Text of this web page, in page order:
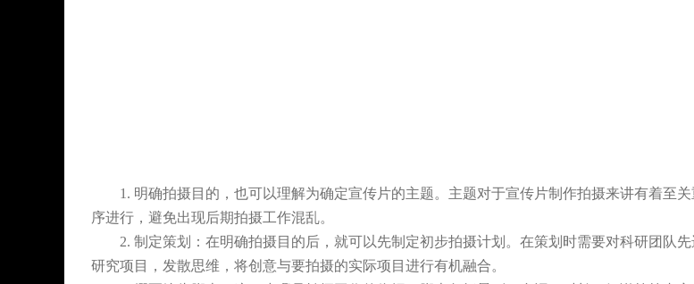
1. 明确拍摄目的，也可以理解为确定宣传片的主题。主题对于宣传片制作拍摄来讲有着至
序进行，避免出现后期拍摄工作混乱。
2. 制定策划：在明确拍摄目的后，就可以先制定初步拍摄计划。在策划时需要对科研团队
研究项目，发散思维，将创意与要拍摄的实际项目进行有机融合。